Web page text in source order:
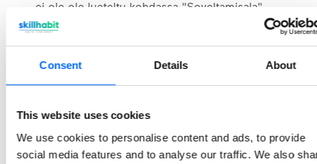
Consent Details About
This website uses cookies
We use cookies to personalise content and ads, to provide
social media features and to analyse our traffic. We also
ei ole ole lueteltu kohdassa "Soveltamisala"
UI- ja UX-virheet sekä kirjoitusvirheet
Verkkotason palvelunestohyökkäykseen
(DoS/DDoS) liittyvät haavoittuvuudet
Asioita, joita emme halua vastaanottaa:
Henkilötiedot
Luottokortin haltijan tiedot